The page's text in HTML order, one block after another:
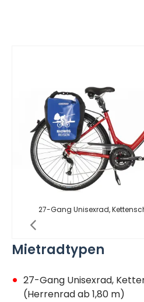
Mietradtypen
27-Gang Unisexrad,
(Herrenrad ab 1,80 m)
27-Gang Unisexrad,